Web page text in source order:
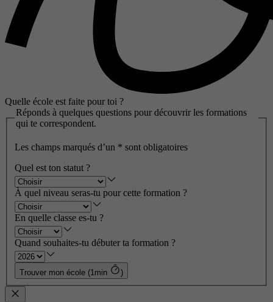
Quelle école est faite pour toi ?
Réponds à quelques questions pour découvrir les formations
qui te correspondent.
Les champs marqués d’un * sont obligatoires
Quel est ton statut ?
À quel niveau seras-tu pour cette formation ?
En quelle classe es-tu ?
Quand souhaites-tu débuter ta formation ?
Trouver mon école (1min )